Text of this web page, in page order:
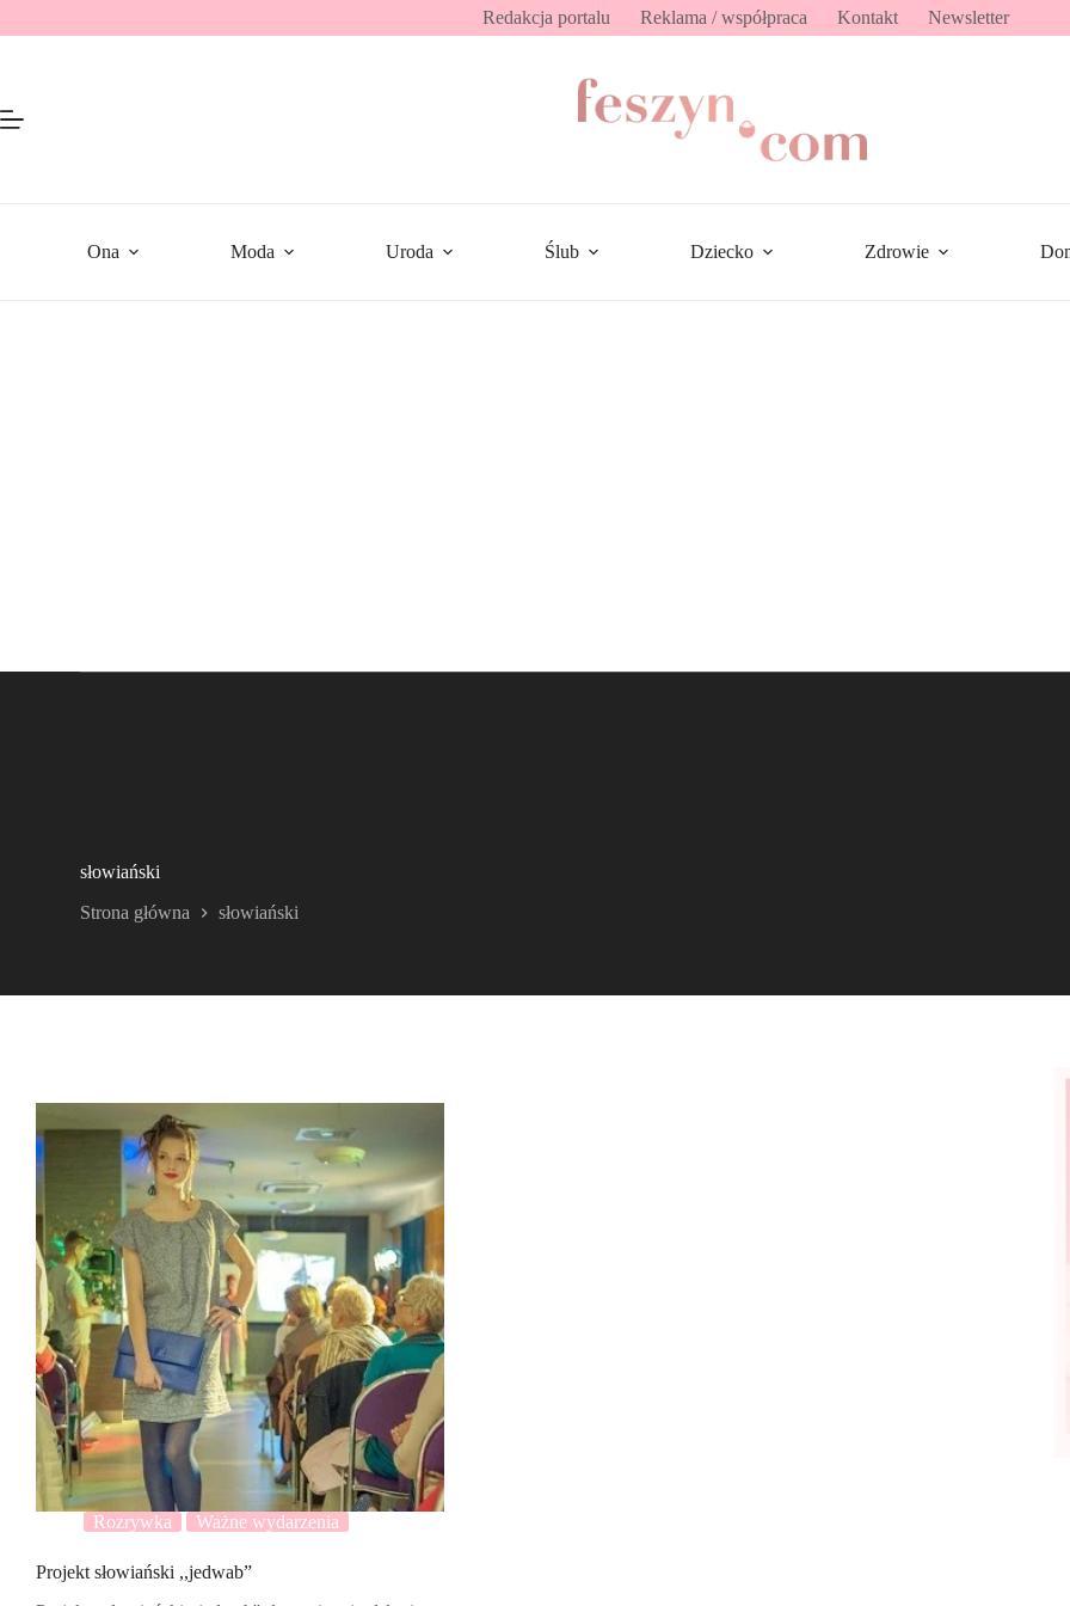
Redakcja portalu Reklama / współpraca Kontakt Newsletter
Ona Moda Uroda Ślub Dziecko Zdrowie
słowiański
Strona główna słowiański
Rozrywka Ważne wydarzenia
Projekt słowiański ,,jedwab”